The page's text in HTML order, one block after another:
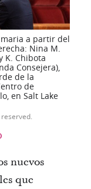
a partir del
Nina M.
K. Chibota
Consejera),
de la
de
en Salt Lake
nuevos
que